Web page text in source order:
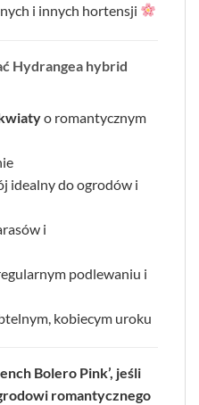
i innych hortensji
Hydrangea hybrid
o romantycznym
idealny do ogrodów i
i
podlewaniu i
kobiecym uroku
Bolero Pink’, jeśli
romantycznego